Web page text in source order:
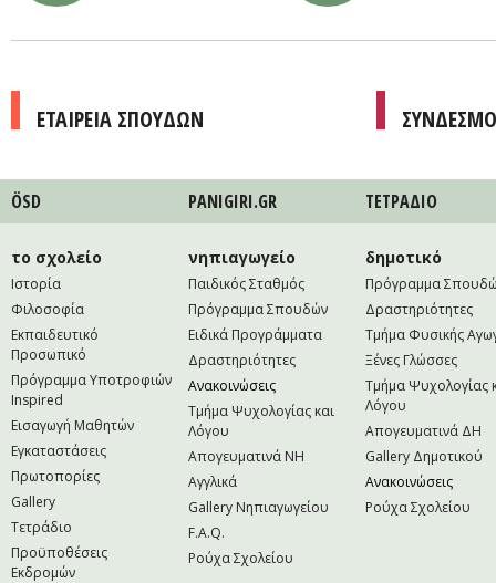
ΕΤΑΙΡΕΙΑ ΣΠΟΥΔΩΝ
ÖSD PANIGIRI.GR ΤΕΤΡAΔΙΟ
το σχολείο
Ιστορία
Φιλοσοφία
Εκπαιδευτικό
Προσωπικό
Πρόγραμμα Υποτροφιών
Inspired
Εισαγωγή Μαθητών
Εγκαταστάσεις
Πρωτοπορίες
Gallery
Τετράδιο
Προϋποθέσεις
Εκδρομών
νηπιαγωγείο
Παιδικός Σταθμός
Πρόγραμμα Σπουδών
Ειδικά Προγράμματα
Δραστηριότητες
Ανακοινώσεις
Τμήμα Ψυχολογίας και
Λόγου
Απογευματινά NH
Αγγλικά
Gallery Νηπιαγωγείου
F.A.Q.
Ρούχα Σχολείου
δημοτικό
Πρόγραμμα
Δραστηριότητες
Τμήμα Φυσικής
Ξένες Γλώσσες
Τμήμα Ψυχολογίας
Λόγου
Απογευματινά ΔΗ
Gallery Δημοτικού
Ανακοινώσεις
Ρούχα Σχολείου